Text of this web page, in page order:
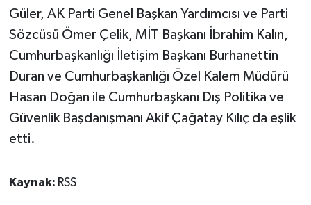
Güler, AK Parti Genel Başkan Yardımcısı ve Parti
Sözcüsü Ömer Çelik, MİT Başkanı İbrahim Kalın,
Cumhurbaşkanlığı İletişim Başkanı Burhanettin
Duran ve Cumhurbaşkanlığı Özel Kalem Müdürü
Hasan Doğan ile Cumhurbaşkanı Dış Politika ve
Güvenlik Başdanışmanı Akif Çağatay Kılıç da eşlik
etti.
Kaynak: RSS